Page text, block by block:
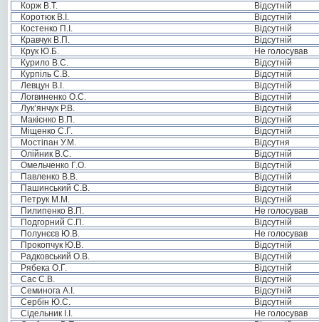
Корж В.Т.
Відсутній
Коротюк В.І.
Відсутній
Костенко П.І.
Відсутній
Кравчук В.П.
Відсутній
Крук Ю.Б.
Не голосував
Курило В.С.
Відсутній
Курпіль С.В.
Відсутній
Левцун В.І.
Відсутній
Логвиненко О.С.
Відсутній
Лук’янчук Р.В.
Відсутній
Макієнко В.П.
Відсутній
Міщенко С.Г.
Відсутній
Мостіпан У.М.
Відсутня
Олійник В.С.
Відсутній
Омельченко Г.О.
Відсутній
Павленко В.В.
Відсутній
Пашинський С.В.
Відсутній
Петрук М.М.
Відсутній
Пилипенко В.П.
Не голосував
Подгорний С.П.
Відсутній
Полунєєв Ю.В.
Не голосував
Прокопчук Ю.В.
Відсутній
Радковський О.В.
Відсутній
Рябека О.Г.
Відсутній
Сас С.В.
Відсутній
Семинога А.І.
Відсутній
Сербін Ю.С.
Відсутній
Сідельник І.І.
Не голосував